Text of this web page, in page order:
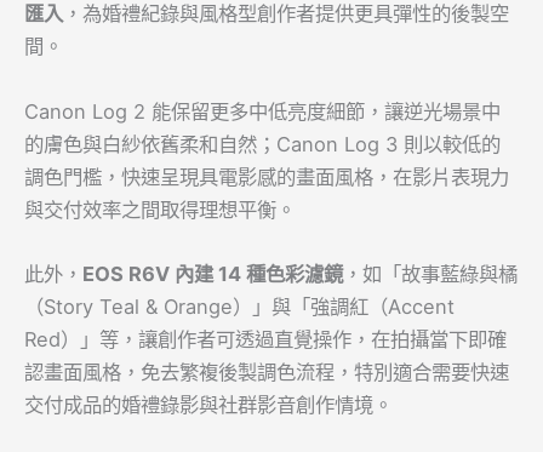
匯入 ，為婚禮紀錄與風格型創作者提供更具彈性的後製空
間。
Canon Log 2 能保留更多中低亮度細節，讓逆光場景中
的膚色與白紗依舊柔和自然；Canon Log 3 則以較低的
調色門檻，快速呈現具電影感的畫面風格，在影片表現力
與交付效率之間取得理想平衡。
此外， EOS R6V 內建 14 種色彩濾鏡，如「故事藍綠與橘
（Story Teal & Orange）」與「強調紅（Accent
Red）」等，讓創作者可透過直覺操作，在拍攝當下即確
認畫面風格，免去繁複後製調色流程，特別適合需要快速
交付成品的婚禮錄影與社群影音創作情境。